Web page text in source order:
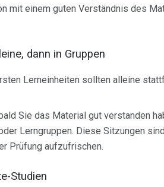
mit einem guten Verständnis des
dann in Gruppen
Lerneinheiten sollten alleine
Sie das Material gut verstanden
Lerngruppen. Diese Sitzungen
Prüfung aufzufrischen.
Studien